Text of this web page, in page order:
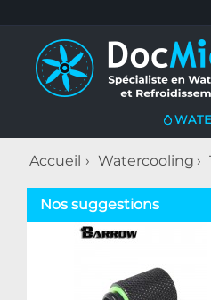
Accueil Watercooling
Nos suggestions